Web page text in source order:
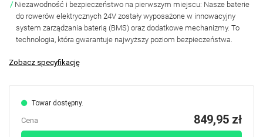
Niezawodność i bezpieczeństwo na pierwszym miejscu: Nasze baterie
do rowerów elektrycznych 24V zostały wyposażone w innowacyjny
system zarządzania baterią (BMS) oraz dodatkowe mechanizmy. To
technologia, która gwarantuje najwyższy poziom bezpieczeństwa.
Zobacz specyfikację
Towar dostępny.
Cena 849,95 zł